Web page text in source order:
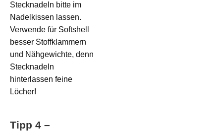
Stecknadeln bitte im
Nadelkissen lassen.
Verwende für Softshell
besser Stoffklammern
und Nähgewichte, denn
Stecknadeln
hinterlassen feine
Löcher!
Tipp 4 –